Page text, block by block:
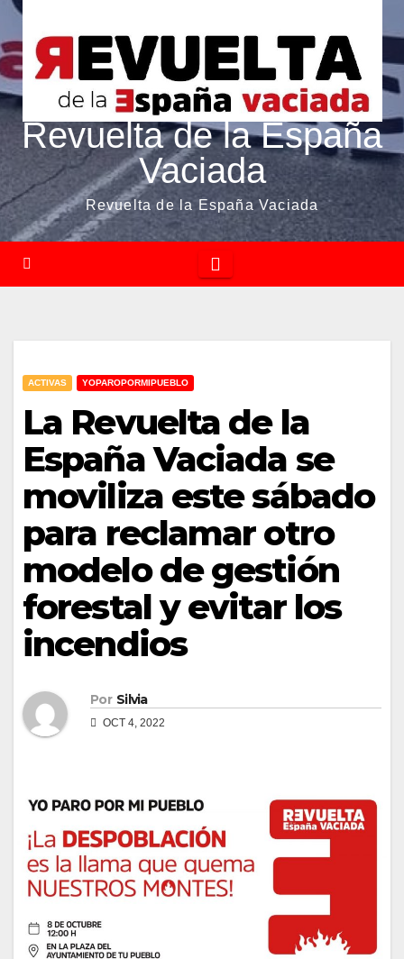
Revuelta de la España
Vaciada
Revuelta de la España Vaciada
ACTIVAS YOPAROPORMIPUEBLO
La Revuelta de la
España Vaciada se
moviliza este sábado
para reclamar otro
modelo de gestión
forestal y evitar los
incendios
Por Silvia
OCT 4, 2022